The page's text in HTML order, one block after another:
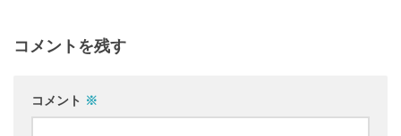
コメントを残す
コメント ※